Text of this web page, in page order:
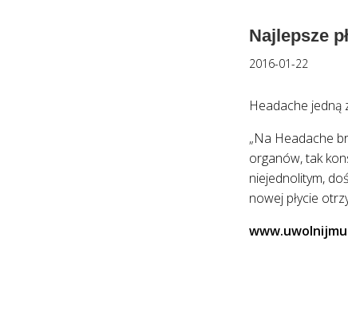
Najlepsze
2016-01-22
Headache jedną
„Na Headache
organów, tak
niejednolitym,
nowej płycie